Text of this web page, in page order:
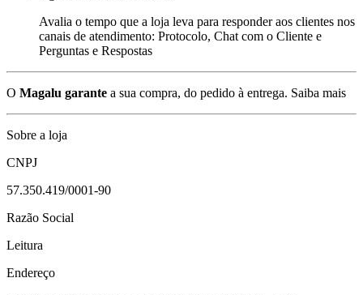
Avalia o tempo que a loja leva para responder aos clientes nos
canais de atendimento: Protocolo, Chat com o Cliente e
Perguntas e Respostas
O Magalu garante a sua compra, do pedido à entrega. Saiba mais
Sobre a loja
CNPJ
57.350.419/0001-90
Razão Social
Leitura
Endereço